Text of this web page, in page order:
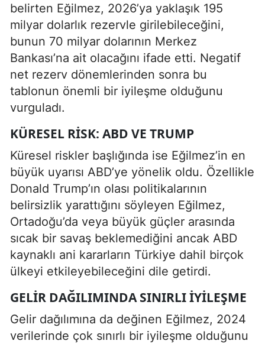
belirten Eğilmez, 2026’ya yaklaşık 195
milyar dolarlık rezervle girilebileceğini,
bunun 70 milyar dolarının Merkez
Bankası’na ait olacağını ifade etti. Negatif
net rezerv dönemlerinden sonra bu
tablonun önemli bir iyileşme olduğunu
vurguladı.
KÜRESEL RISK: ABD VE TRUMP
Küresel riskler başlığında ise Eğilmez’in en
büyük uyarısı ABD’ye yönelik oldu. Özellikle
Donald Trump’ın olası politikalarının
belirsizlik yarattığını söyleyen Eğilmez,
Ortadoğu’da veya büyük güçler arasında
sıcak bir savaş beklemediğini ancak ABD
kaynaklı ani kararların Türkiye dahil birçok
ülkeyi etkileyebileceğini dile getirdi.
GELIR DAĞILIMINDA SINIRLI İYILEŞME
Gelir dağılımına da değinen Eğilmez, 2024
verilerinde çok sınırlı bir iyileşme olduğunu